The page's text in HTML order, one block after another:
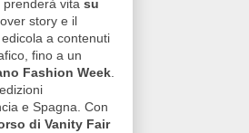
vita su
story e il
a contenuti
fino a un
Fashion Week.
e Spagna. Con
di Vanity Fair